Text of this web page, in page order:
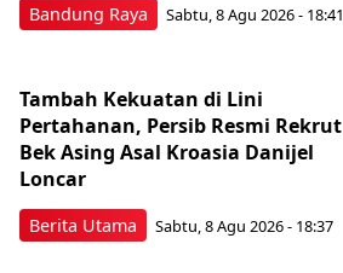
Bandung Raya Sabtu, 8 Agu 2026 - 18:41
Berita Utama
Tambah Kekuatan di Lini
Pertahanan, Persib Resmi Rekrut
Bek Asing Asal Kroasia Danijel
Loncar
Sabtu, 8 Agu 2026 - 18:37